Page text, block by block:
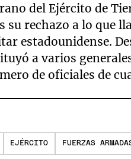
del Ejército de
su rechazo a lo que
estadounidense.
a varios
de oficiales de
EJÉRCITO FUERZAS